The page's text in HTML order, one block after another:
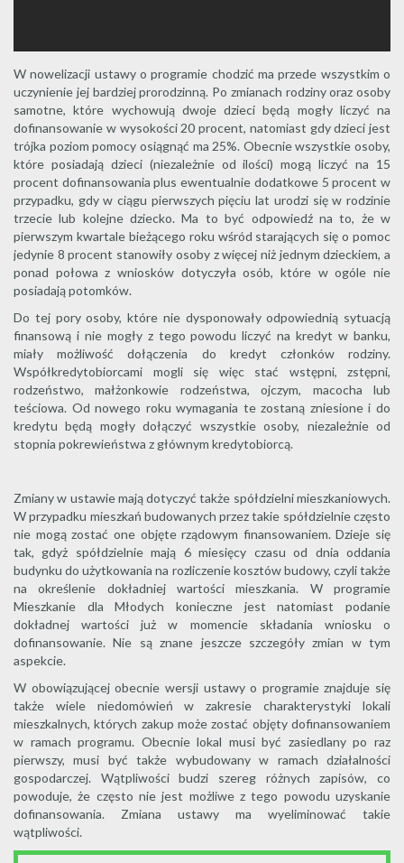
W nowelizacji ustawy o programie chodzić ma przede wszystkim o
uczynienie jej bardziej prorodzinną. Po zmianach rodziny oraz osoby
samotne, które wychowują dwoje dzieci będą mogły liczyć na
dofinansowanie w wysokości 20 procent, natomiast gdy dzieci jest
trójka poziom pomocy osiągnąć ma 25%. Obecnie wszystkie osoby,
które posiadają dzieci (niezależnie od ilości) mogą liczyć na 15
procent dofinansowania plus ewentualnie dodatkowe 5 procent w
przypadku, gdy w ciągu pierwszych pięciu lat urodzi się w rodzinie
trzecie lub kolejne dziecko. Ma to być odpowiedź na to, że w
pierwszym kwartale bieżącego roku wśród starających się o pomoc
jedynie 8 procent stanowiły osoby z więcej niż jednym dzieckiem, a
ponad połowa z wniosków dotyczyła osób, które w ogóle nie
posiadają potomków.
Do tej pory osoby, które nie dysponowały odpowiednią sytuacją
finansową i nie mogły z tego powodu liczyć na kredyt w banku,
miały możliwość dołączenia do kredyt członków rodziny.
Współkredytobiorcami mogli się więc stać wstępni, zstępni,
rodzeństwo, małżonkowie rodzeństwa, ojczym, macocha lub
teściowa. Od nowego roku wymagania te zostaną zniesione i do
kredytu będą mogły dołączyć wszystkie osoby, niezależnie od
stopnia pokrewieństwa z głównym kredytobiorcą.
Zmiany w ustawie mają dotyczyć także spółdzielni mieszkaniowych.
W przypadku mieszkań budowanych przez takie spółdzielnie często
nie mogą zostać one objęte rządowym finansowaniem. Dzieje się
tak, gdyż spółdzielnie mają 6 miesięcy czasu od dnia oddania
budynku do użytkowania na rozliczenie kosztów budowy, czyli także
na określenie dokładniej wartości mieszkania. W programie
Mieszkanie dla Młodych konieczne jest natomiast podanie
dokładnej wartości już w momencie składania wniosku o
dofinansowanie. Nie są znane jeszcze szczegóły zmian w tym
aspekcie.
W obowiązującej obecnie wersji ustawy o programie znajduje się
także wiele niedomówień w zakresie charakterystyki lokali
mieszkalnych, których zakup może zostać objęty dofinansowaniem
w ramach programu. Obecnie lokal musi być zasiedlany po raz
pierwszy, musi być także wybudowany w ramach działalności
gospodarczej. Wątpliwości budzi szereg różnych zapisów, co
powoduje, że często nie jest możliwe z tego powodu uzyskanie
dofinansowania. Zmiana ustawy ma wyeliminować takie
wątpliwości.